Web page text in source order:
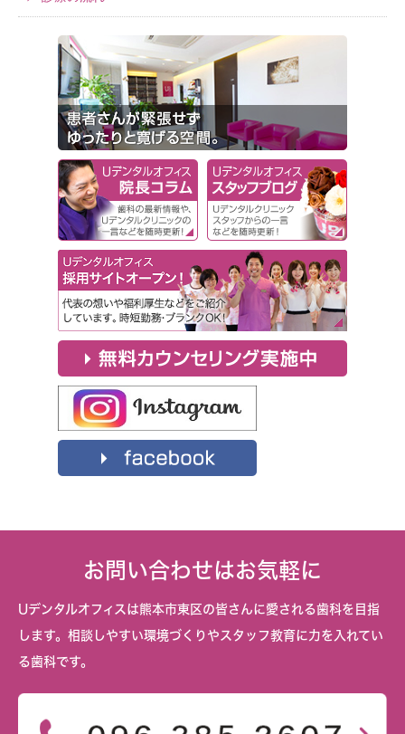
お問い合わせはお気軽に
Uデンタルオフィスは熊本市東区の皆さんに愛される歯科を目指
します。相談しやすい環境づくりやスタッフ教育に力を入れてい
る歯科です。